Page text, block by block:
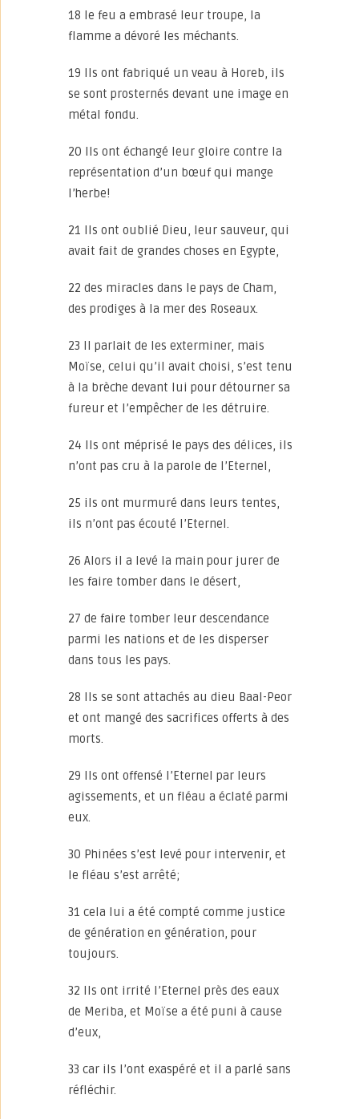
18 le feu a embrasé leur troupe, la
flamme a dévoré les méchants.
19 Ils ont fabriqué un veau à Horeb, ils
se sont prosternés devant une image en
métal fondu.
20 Ils ont échangé leur gloire contre la
représentation d’un bœuf qui mange
l’herbe!
21 Ils ont oublié Dieu, leur sauveur, qui
avait fait de grandes choses en Egypte,
22 des miracles dans le pays de Cham,
des prodiges à la mer des Roseaux.
23 Il parlait de les exterminer, mais
Moïse, celui qu’il avait choisi, s’est tenu
à la brèche devant lui pour détourner sa
fureur et l’empêcher de les détruire.
24 Ils ont méprisé le pays des délices, ils
n’ont pas cru à la parole de l’Eternel,
25 ils ont murmuré dans leurs tentes,
ils n’ont pas écouté l’Eternel.
26 Alors il a levé la main pour jurer de
les faire tomber dans le désert,
27 de faire tomber leur descendance
parmi les nations et de les disperser
dans tous les pays.
28 Ils se sont attachés au dieu Baal-Peor
et ont mangé des sacrifices offerts à des
morts.
29 Ils ont offensé l’Eternel par leurs
agissements, et un fléau a éclaté parmi
eux.
30 Phinées s’est levé pour intervenir, et
le fléau s’est arrêté;
31 cela lui a été compté comme justice
de génération en génération, pour
toujours.
32 Ils ont irrité l’Eternel près des eaux
de Meriba, et Moïse a été puni à cause
d’eux,
33 car ils l’ont exaspéré et il a parlé sans
réfléchir.